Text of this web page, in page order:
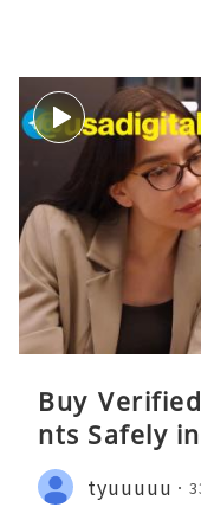
Buy
nts Safely in
tyuuuuu